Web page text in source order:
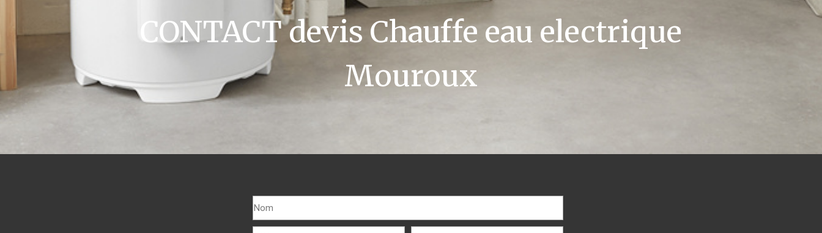
CONTACT devis Chauffe eau electrique
Mouroux